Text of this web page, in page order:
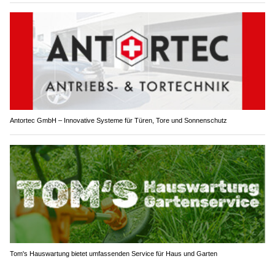
Antortec GmbH – Innovative Systeme für Türen, Tore und Sonnenschutz
Tom's Hauswartung bietet umfassenden Service für Haus und Garten